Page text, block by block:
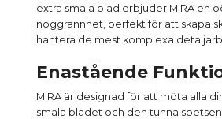
extra smala blad erbjuder MIRA en
noggrannhet, perfekt för att skapa
hantera de mest komplexa
Enastående
MIRA är designad för att möta alla
smala bladet och den tunna